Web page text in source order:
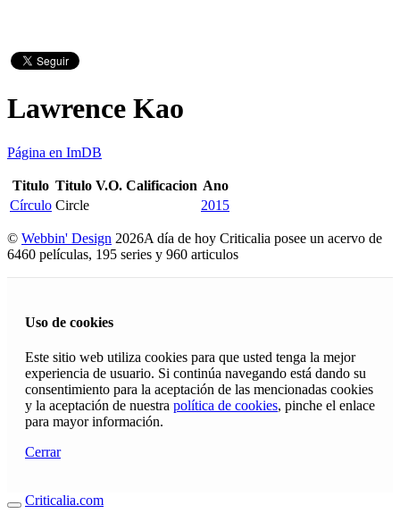
Lawrence Kao
Página en ImDB
Titulo Titulo V.O. Calificacion Ano
Círculo Circle 2015
© Webbin' Design 2026A día de hoy Criticalia posee un acervo de
6460 películas, 195 series y 960 articulos
Uso de cookies
Este sitio web utiliza cookies para que usted tenga la mejor
experiencia de usuario. Si continúa navegando está dando su
consentimiento para la aceptación de las mencionadas cookies
y la aceptación de nuestra política de cookies, pinche el enlace
para mayor información.
Cerrar
Criticalia.com